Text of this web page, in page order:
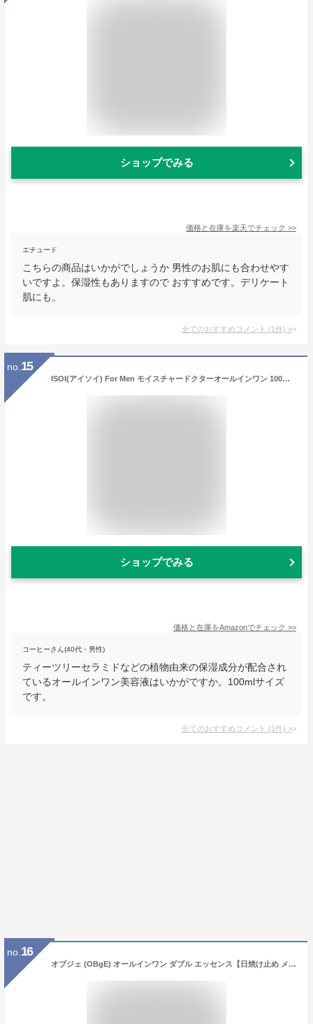
ショップでみる
価格と在庫を楽天でチェック >>
エチュード
こちらの商品はいかがでしょうか 男性のお肌にも合わせやす
いですよ。保湿性もありますので おすすめです。デリケート
肌にも。
全てのおすすめコメント (1件) >
no. 15
ISOI(アイソイ) For Men モイスチャードクターオールインワン 100mL メンズ オールインワン 保湿 メンズスキンケア 化粧水 乳液 美容液 韓国コスメ
ショップでみる
価格と在庫をAmazonでチェック >>
コーヒーさん(40代・男性)
ティーツリーセラミドなどの植物由来の保湿成分が配合され
ているオールインワン美容液はいかがですか。100mlサイズ
です。
全てのおすすめコメント (1件) >
no. 16
オブジェ (OBgE) オールインワン ダブル エッセンス【日焼け止め メンズ 毛穴 毛穴ケア 韓国コスメ】